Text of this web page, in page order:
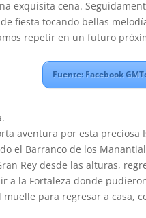
exquisita cena.
fiesta tocando bellas
repetir en un futuro
Fuente: Facebook
aventura por esta preciosa
el Barranco de los
Rey desde las alturas,
a la Fortaleza donde
para regresar a casa,